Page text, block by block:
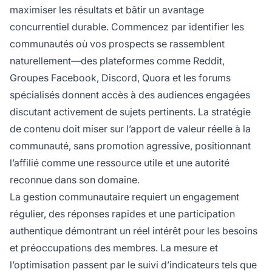
maximiser les résultats et bâtir un avantage
concurrentiel durable. Commencez par identifier les
communautés où vos prospects se rassemblent
naturellement—des plateformes comme Reddit,
Groupes Facebook, Discord, Quora et les forums
spécialisés donnent accès à des audiences engagées
discutant activement de sujets pertinents. La stratégie
de contenu doit miser sur l’apport de valeur réelle à la
communauté, sans promotion agressive, positionnant
l’affilié comme une ressource utile et une autorité
reconnue dans son domaine.
La gestion communautaire requiert un engagement
régulier, des réponses rapides et une participation
authentique démontrant un réel intérêt pour les besoins
et préoccupations des membres. La mesure et
l’optimisation passent par le suivi d’indicateurs tels que